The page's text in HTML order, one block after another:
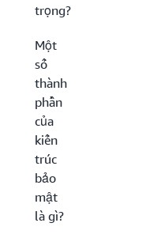
trọng?
Một
số
thành
phần
của
kiến
trúc
bảo
mật
là gì?